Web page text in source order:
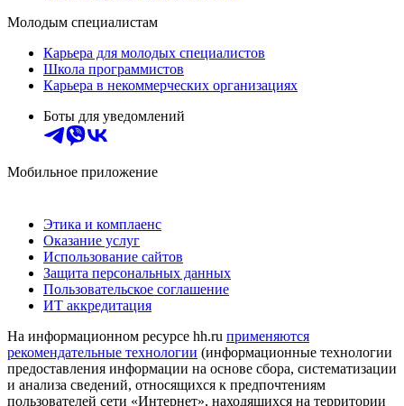
Молодым специалистам
Карьера для молодых специалистов
Школа программистов
Карьера в некоммерческих организациях
Боты для уведомлений
Мобильное приложение
Этика и комплаенс
Оказание услуг
Использование сайтов
Защита персональных данных
Пользовательское соглашение
ИТ аккредитация
На информационном ресурсе hh.ru применяются
рекомендательные технологии (информационные технологии
предоставления информации на основе сбора, систематизации
и анализа сведений, относящихся к предпочтениям
пользователей сети «Интернет», находящихся на территории